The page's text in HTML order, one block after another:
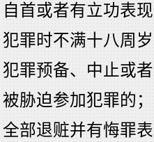
首或者有立功表
罪时不满十八周
罪预备、中止或
胁迫参加犯罪的；
部退赃并有悔罪